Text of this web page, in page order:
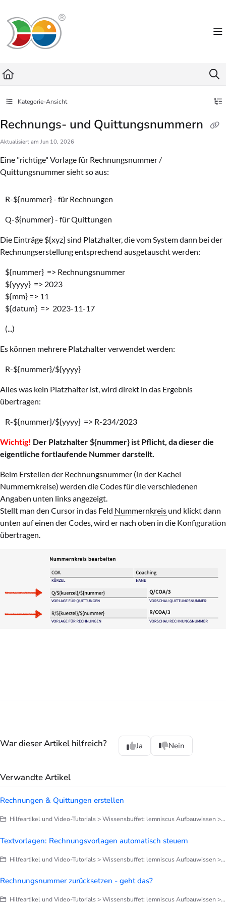
Fetch the complete documentation index at:
Use this file to discover all available pages before exploring further.
Kategorie-Ansicht
Rechnungs- und Quittungsnummern
Aktualisiert am Jun 10, 2026
Eine "richtige" Vorlage für Rechnungsnummer /
Quittungsnummer sieht so aus:
R-${nummer} - für Rechnungen
Q-${nummer} - für Quittungen
Die Einträge ${xyz} sind Platzhalter, die vom System dann bei der
Rechnungserstellung entsprechend ausgetauscht werden:
${nummer} => Rechnungsnummer
${yyyy} => 2023
${mm} => 11
${datum} => 2023-11-17
(...)
Es können mehrere Platzhalter verwendet werden:
R-${nummer}/${yyyy}
Alles was kein Platzhalter ist, wird direkt in das Ergebnis
übertragen:
R-${nummer}/${yyyy} => R-234/2023
Wichtig! Der Platzhalter ${nummer} ist Pflicht, da dieser die
eigentliche fortlaufende Nummer darstellt.
Beim Erstellen der Rechnungsnummer (in der Kachel
Nummernkreise) werden die Codes für die verschiedenen
Angaben unten links angezeigt.
Stellt man den Cursor in das Feld Nummernkreis und klickt dann
unten auf einen der Codes, wird er nach oben in die Konfiguration
übertragen.
War dieser Artikel hilfreich? Ja Nein
Verwandte Artikel
Rechnungen & Quittungen erstellen
Hilfeartikel und Video-Tutorials > Wissensbuffet: lemniscus Aufbauwissen > Finanzen > Alles zu Rechnungen
Textvorlagen: Rechnungsvorlagen automatisch steuern
Hilfeartikel und Video-Tutorials > Wissensbuffet: lemniscus Aufbauwissen > Finanzen > Alles zu Rechnungen
Rechnungsnummer zurücksetzen - geht das?
Hilfeartikel und Video-Tutorials > Wissensbuffet: lemniscus Aufbauwissen > Finanzen > Alles zu Rechnungen